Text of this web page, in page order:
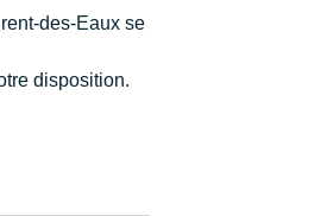
des-Eaux se
disposition.